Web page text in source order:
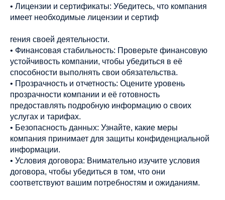
• Лицензии и сертификаты: Убедитесь, что компания
имеет необходимые лицензии и сертиф
rения своей деятельности.
• Финансовая стабильность: Проверьте финансовую
устойчивость компании, чтобы убедиться в её
способности выполнять свои обязательства.
• Прозрачность и отчетность: Оцените уровень
прозрачности компании и её готовность
предоставлять подробную информацию о своих
услугах и тарифах.
• Безопасность данных: Узнайте, какие меры
компания принимает для защиты конфиденциальной
информации.
• Условия договора: Внимательно изучите условия
договора, чтобы убедиться в том, что они
соответствуют вашим потребностям и ожиданиям.